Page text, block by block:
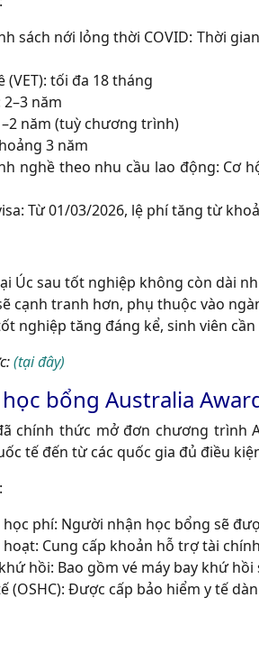
sách nới lỏng thời COVID: Thời
(VET): tối đa 18 tháng
năm
năm (tuỳ chương trình)
3 năm
nghề theo nhu cầu lao động: Cơ
Từ 01/03/2026, lệ phí tăng từ
Úc sau tốt nghiệp không còn dài
cạnh tranh hơn, phụ thuộc vào
nghiệp tăng đáng kể, sinh viên
(tại đây)
bổng Australia
chính thức mở đơn chương trình
tế đến từ các quốc gia đủ điều
học phí: Người nhận học bổng sẽ
hoạt: Cung cấp khoản hỗ trợ tài
hồi: Bao gồm vé máy bay khứ
(OSHC): Được cấp bảo hiểm y tế